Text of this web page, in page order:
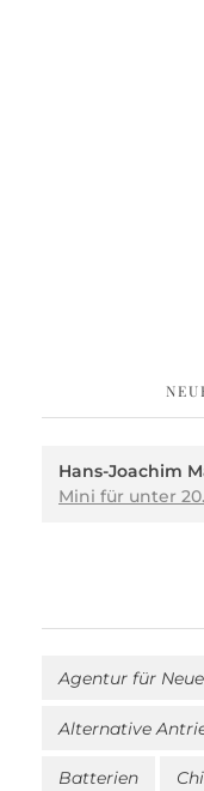
Hans-Joachim
Mini für unter
Agentur für
Alternative
Batterien